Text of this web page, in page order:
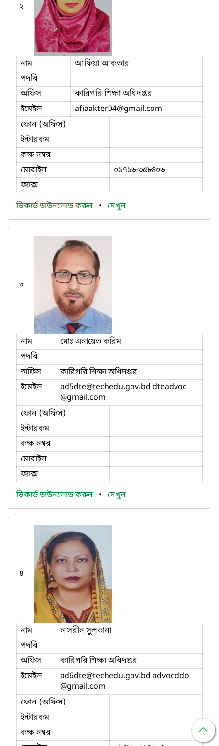
২
নাম
আফিয়া আকতার
পদবি
অফিস
কারিগরি শিক্ষা অধিদপ্তর
ইমেইল
afiaakter04@gmail.com
ফোন (অফিস)
ইন্টারকম
কক্ষ নম্বর
মোবাইল
০১৭১৬-৩৫৮৪০৬
ফ্যাক্স
ভিকার্ড ডাউনলোড করুন • দেখুন
৩
নাম
মোঃ এনায়েত করিম
পদবি
অফিস
কারিগরি শিক্ষা অধিদপ্তর
ইমেইল
ad5dte@techedu.gov.bd dteadvoc
@gmail.com
ফোন (অফিস)
ইন্টারকম
কক্ষ নম্বর
মোবাইল
ফ্যাক্স
ভিকার্ড ডাউনলোড করুন • দেখুন
৪
নাম
নাসরীন সুলতানা
পদবি
অফিস
কারিগরি শিক্ষা অধিদপ্তর
ইমেইল
ad6dte@techedu.gov.bd advocddo
@gmail.com
ফোন (অফিস)
ইন্টারকম
কক্ষ নম্বর